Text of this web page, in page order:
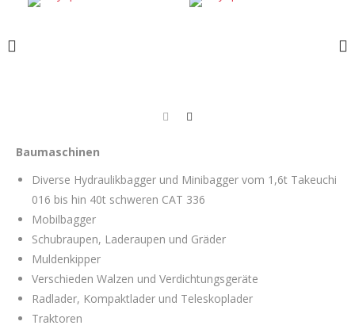
Baumaschinen
Diverse Hydraulikbagger und Minibagger vom 1,6t Takeuchi
016 bis hin 40t schweren CAT 336
Mobilbagger
Schubraupen, Laderaupen und Gräder
Muldenkipper
Verschieden Walzen und Verdichtungsgeräte
Radlader, Kompaktlader und Teleskoplader
Traktoren